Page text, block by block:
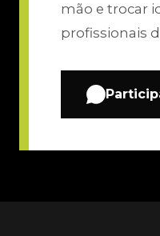
mão e trocar
profissionais